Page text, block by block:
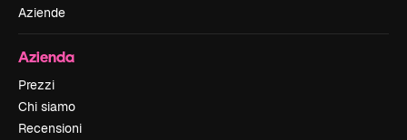
Aziende
Azienda
Prezzi
Chi siamo
Recensioni